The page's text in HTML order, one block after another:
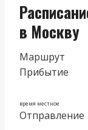
в Москву
Маршрут
Прибытие
время местное
Отправление